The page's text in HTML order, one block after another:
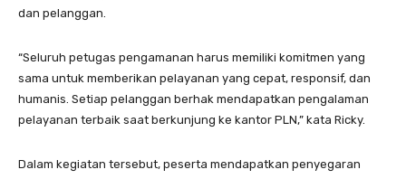
dan pelanggan.
“Seluruh petugas pengamanan harus memiliki komitmen yang
sama untuk memberikan pelayanan yang cepat, responsif, dan
humanis. Setiap pelanggan berhak mendapatkan pengalaman
pelayanan terbaik saat berkunjung ke kantor PLN,” kata Ricky.
Dalam kegiatan tersebut, peserta mendapatkan penyegaran